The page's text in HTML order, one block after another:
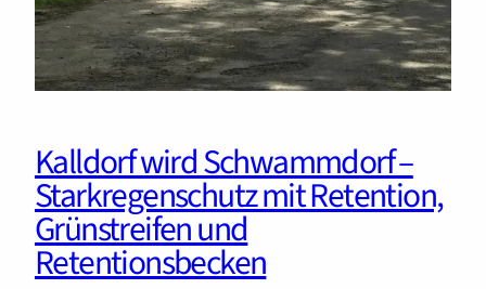
Kalldorf wird Schwammdorf –
Starkregenschutz mit Retention,
Grünstreifen und
Retentionsbecken